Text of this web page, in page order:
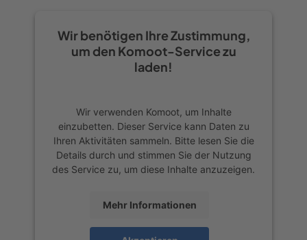
Wir benötigen Ihre Zustimmung,
um den Komoot-Service zu
laden!
Wir verwenden Komoot, um Inhalte
einzubetten. Dieser Service kann Daten zu
Ihren Aktivitäten sammeln. Bitte lesen Sie die
Details durch und stimmen Sie der Nutzung
des Service zu, um diese Inhalte anzuzeigen.
Mehr Informationen